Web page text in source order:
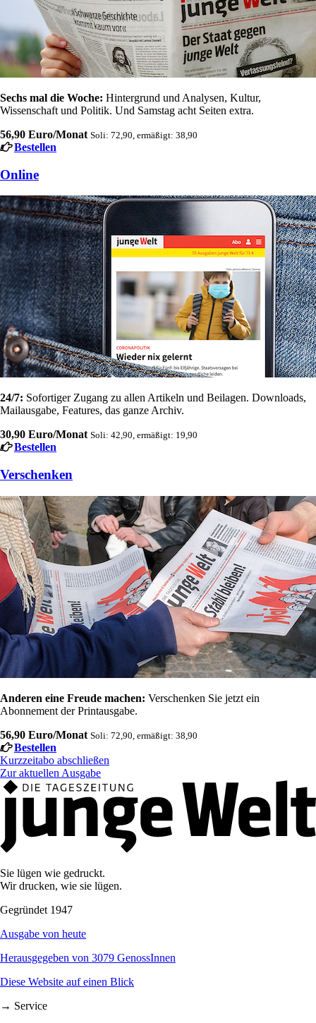
Sechs mal die Woche: Hintergrund und Analysen, Kultur,
Wissenschaft und Politik. Und Samstag acht Seiten extra.
56,90 Euro/Monat Soli: 72,90, ermäßigt: 38,90
Bestellen
Online
24/7: Sofortiger Zugang zu allen Artikeln und Beilagen. Downloads,
Mailausgabe, Features, das ganze Archiv.
30,90 Euro/Monat Soli: 42,90, ermäßigt: 19,90
Bestellen
Verschenken
Anderen eine Freude machen: Verschenken Sie jetzt ein
Abonnement der Printausgabe.
56,90 Euro/Monat Soli: 72,90, ermäßigt: 38,90
Bestellen
Kurzzeitabo abschließen
Zur aktuellen Ausgabe
Sie lügen wie gedruckt.
Wir drucken, wie sie lügen.
Gegründet 1947
Ausgabe von heute
Herausgegeben von 3079 GenossInnen
Diese Website auf einen Blick
→ Service